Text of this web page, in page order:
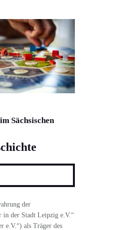
Sächsischen
der
in der Stadt Leipzig e.V.“
e.V.“) als Träger des